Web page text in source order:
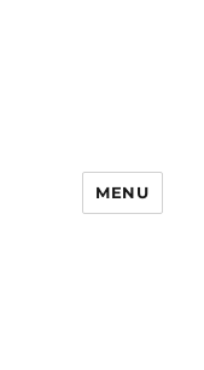
MENU